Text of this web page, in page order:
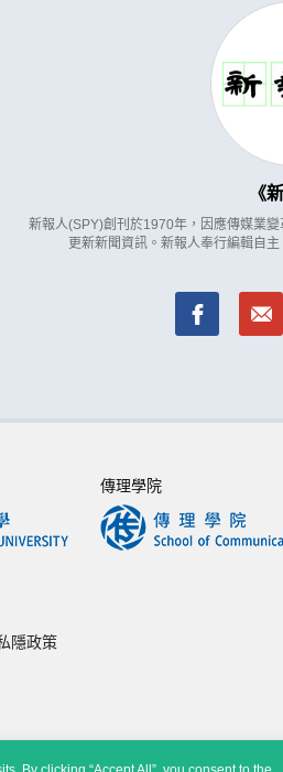
新報人(SPY)創刊於1970年，因應傳媒業
更新新聞資訊。新報人奉行編輯自
傳理學院
隱政策